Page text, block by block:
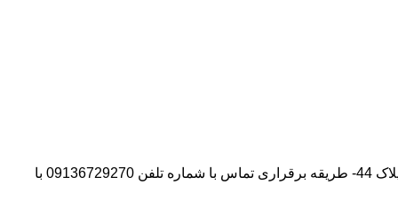
آدرس شرکت:استان تهران- شهر پیشوا- روبروی درب دانشگاه آزاد واحد ورامین – پیشوا – خیابان سروستان- انتهای کوچه سروستان نهم – پلاک 44- طریقه برقراری تماس با شماره تلفن 09136729270 با